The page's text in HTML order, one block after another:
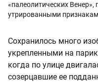
«палеолитических Венер»,
утрированными
Сохранилось много
укрепленными на
когда по улице
созерцавшие ее